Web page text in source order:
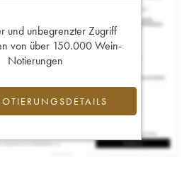
und unbegrenzter Zugriff
von über 150.000 Wein-
Notierungen